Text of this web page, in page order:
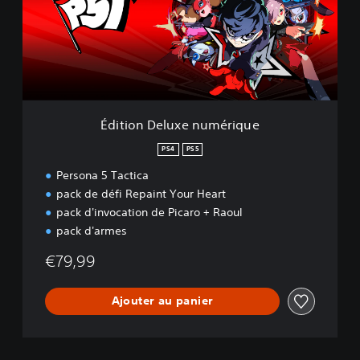
D
e
l
x
Édition Deluxe numérique
PS4 PS5
Persona 5 Tactica
pack de défi Repaint Your Heart
pack d'invocation de Picaro + Raoul
pack d'armes
€79,99
Ajouter au panier